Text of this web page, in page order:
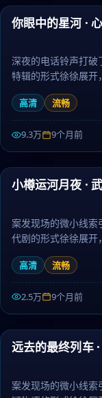
最新
你眼中的星河 ·
深夜的电话铃声打破
特辑的形式徐徐展开
恋、成长与离别层
度。日剧大全提供高
高清 流畅
9.3万 9个月前
最新
小樽运河月夜 ·
案发现场的微小线索
代剧的形式徐徐展开
独、陪伴与勇气层
局动人。日剧大全提
高清 流畅
2.5万 9个月前
最新
远去的最终列车
案发现场的微小线索